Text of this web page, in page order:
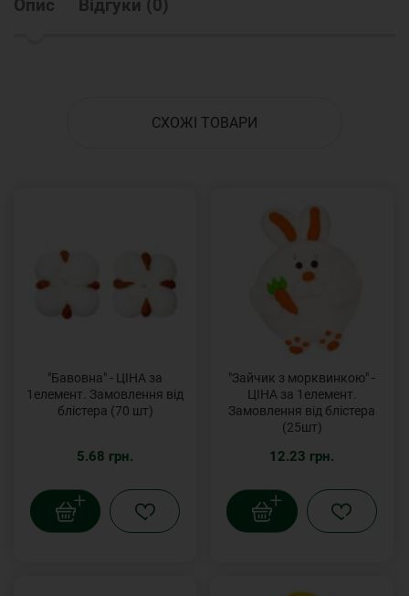
Опис Відгуки (0)
СХОЖІ ТОВАРИ
"Бавовна" - ЦІНА за
1елемент. Замовлення від
блістера (70 шт)
5.68 грн.
"Зайчик з морквинкою" -
ЦІНА за 1елемент.
Замовлення від блістера
(25шт)
12.23 грн.